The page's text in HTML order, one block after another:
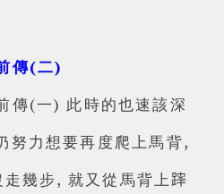
傳(二)
傳(一) 此時的也速該深
努力想要再度爬上馬背,
幾步, 就又從馬背上𨄮